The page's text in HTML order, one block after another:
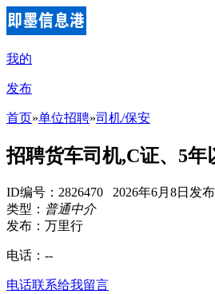
我的
发布
首页»单位招聘»司机/保安
招聘货车司机,C证、5年
ID编号：2826470 2026年6月8日发
类型： 普通中介
发布：万里行
电话： --
电话联系给我留言